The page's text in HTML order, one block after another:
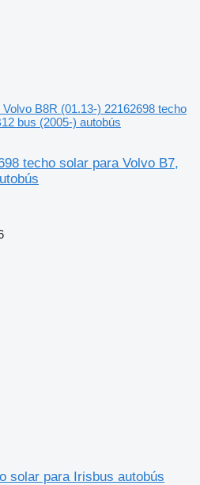
Volvo B8R (01.13-) 22162698 techo
bus (2005-) autobús
techo solar para Volvo B7,
solar para Irisbus autobús